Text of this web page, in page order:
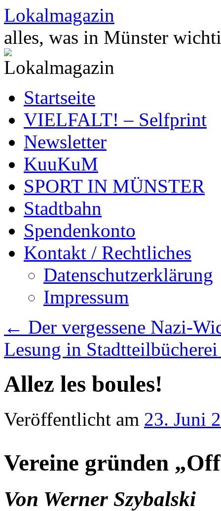
Zum
Inhalt
springen
Lokalmagazin
alles, was in Münster
Startseite
VIELFALT! – Selfprint
Newsletter
KuuKuM
SPORT IN MÜNSTER
Stadtbahn
Spendenkonto
Kontakt / Rechtliches
Datenschutzerklärung
Impressum
← Der vergessene Nazi-
Lesung in
Allez les boules!
Veröffentlicht am 23. Juni
Vereine gründen
Von Werner Szybalski